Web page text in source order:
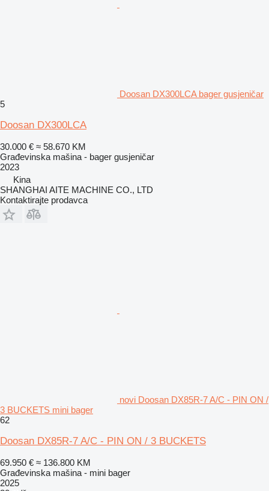
Doosan DX300LCA bager gusjeničar
5
Doosan DX300LCA
30.000 € ≈ 58.670 KM
Građevinska mašina - bager gusjeničar
2023
Kina
SHANGHAI AITE MACHINE CO., LTD
Kontaktirajte prodavca
novi Doosan DX85R-7 A/C - PIN ON /
3 BUCKETS mini bager
62
Doosan DX85R-7 A/C - PIN ON / 3 BUCKETS
69.950 € ≈ 136.800 KM
Građevinska mašina - mini bager
2025